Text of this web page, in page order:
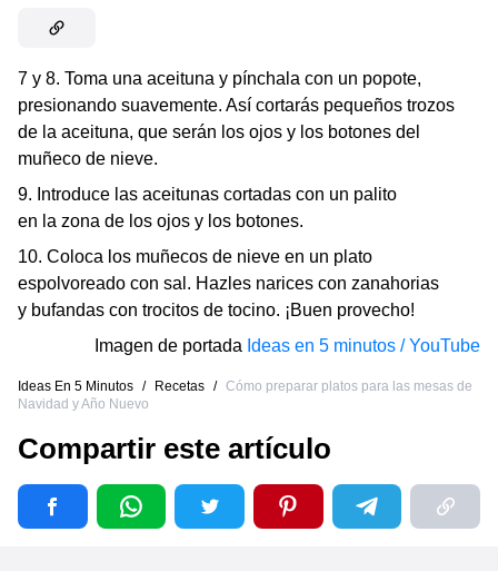
7 y 8. Toma una aceituna y pínchala con un popote,
presionando suavemente. Así cortarás pequeños trozos
de la aceituna, que serán los ojos y los botones del
muñeco de nieve.
9. Introduce las aceitunas cortadas con un palito
en la zona de los ojos y los botones.
10. Coloca los muñecos de nieve en un plato
espolvoreado con sal. Hazles narices con zanahorias
y bufandas con trocitos de tocino. ¡Buen provecho!
Imagen de portada Ideas en 5 minutos / YouTube
Ideas En 5 Minutos / Recetas / Cómo preparar platos para las mesas de
Navidad y Año Nuevo
Compartir este artículo